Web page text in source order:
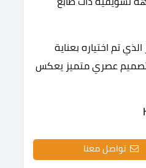
تم اختياره بعناية
وتصميم عصري متميز يعكس
تواصل معنا